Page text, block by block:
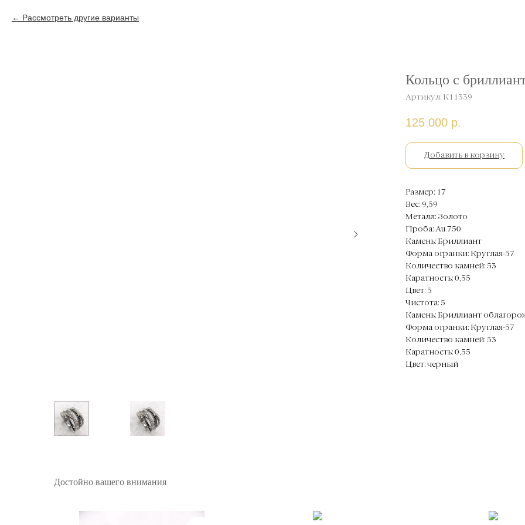
Рассмотреть другие варианты
Кольцо с
Артикул: К11339
125 000 р.
Добавить в корзину
Размер: 17
Вес: 9,59
Металл: Золото
Проба: Au 750
Камень: Бриллиант
Форма огранки: Круглая-57
Количество камней: 53
Каратность: 0,55
Цвет: 5
Чистота: 5
Камень: Бриллиант
Форма огранки: Круглая-57
Количество камней: 53
Каратность: 0,55
Цвет: черный
Достойно вашего внимания